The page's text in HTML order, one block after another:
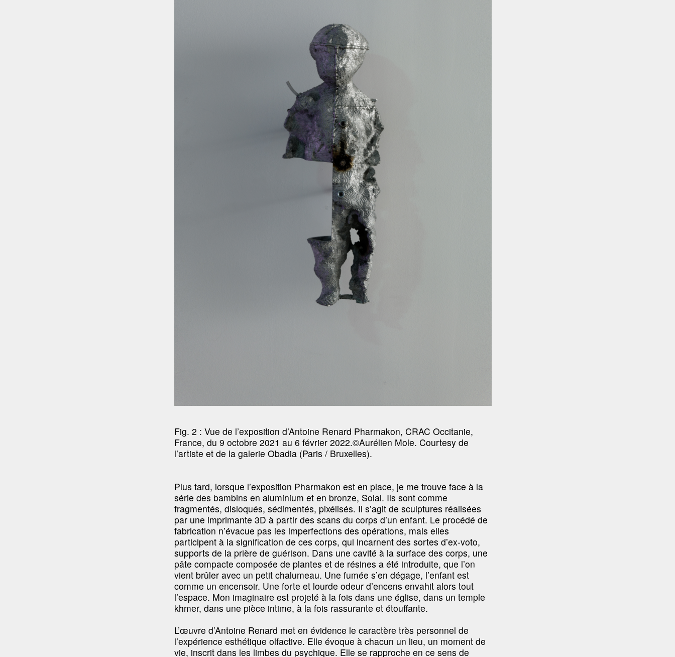
Fig. 2 : Vue de l’exposition d’Antoine Renard Pharmakon, CRAC Occitanie,
France, du 9 octobre 2021 au 6 février 2022.©Aurélien Mole. Courtesy de
l’artiste et de la galerie Obadia (Paris / Bruxelles).
Plus tard, lorsque l’exposition Pharmakon est en place, je me trouve face à la
série des bambins en aluminium et en bronze, Solal. Ils sont comme
fragmentés, disloqués, sédimentés, pixélisés. Il s’agit de sculptures réalisées
par une imprimante 3D à partir des scans du corps d’un enfant. Le procédé de
fabrication n’évacue pas les imperfections des opérations, mais elles
participent à la signification de ces corps, qui incarnent des sortes d’ex-voto,
supports de la prière de guérison. Dans une cavité à la surface des corps, une
pâte compacte composée de plantes et de résines a été introduite, que l’on
vient brûler avec un petit chalumeau. Une fumée s’en dégage, l’enfant est
comme un encensoir. Une forte et lourde odeur d’encens envahit alors tout
l’espace. Mon imaginaire est projeté à la fois dans une église, dans un temple
khmer, dans une pièce intime, à la fois rassurante et étouffante.
L’œuvre d’Antoine Renard met en évidence le caractère très personnel de
l’expérience esthétique olfactive. Elle évoque à chacun un lieu, un moment de
vie, inscrit dans les limbes du psychique. Elle se rapproche en ce sens de